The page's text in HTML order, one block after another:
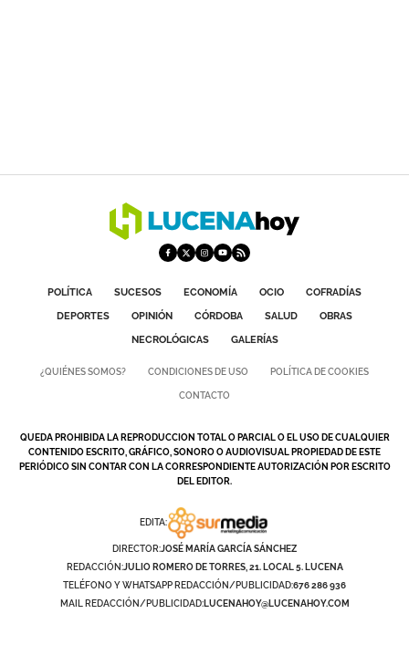
POLÍTICA SUCESOS ECONOMÍA OCIO
COFRADÍAS
DEPORTES
OPINIÓN CÓRDOBA SALUD
OBRAS
NECROLÓGICAS
GALERÍAS
¿QUIÉNES SOMOS? CONDICIONES DE USO POLÍTICA DE COOKIES
CONTACTO
QUEDA PROHIBIDA LA REPRODUCCION TOTAL O PARCIAL O EL USO DE CUALQUIER
CONTENIDO ESCRITO, GRÁFICO, SONORO O AUDIOVISUAL PROPIEDAD DE ESTE
PERIÓDICO SIN CONTAR CON LA CORRESPONDIENTE AUTORIZACIÓN POR ESCRITO
DEL EDITOR.
EDITA:
DIRECTOR:JOSÉ MARÍA GARCÍA SÁNCHEZ
REDACCIÓN:JULIO ROMERO DE TORRES, 21. LOCAL 5. LUCENA
TELÉFONO Y WHATSAPP REDACCIÓN/PUBLICIDAD:676 286 936
MAIL REDACCIÓN/PUBLICIDAD:LUCENAHOY@LUCENAHOY.COM